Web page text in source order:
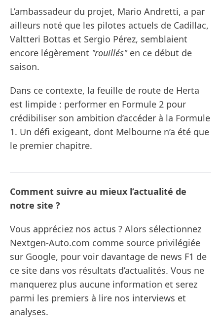
L’ambassadeur du projet, Mario Andretti, a par
ailleurs noté que les pilotes actuels de Cadillac,
Valtteri Bottas et Sergio Pérez, semblaient
encore légèrement "rouillés"en ce début de
saison.
Dans ce contexte, la feuille de route de Herta
est limpide : performer en Formule 2 pour
crédibiliser son ambition d’accéder à la Formule
1. Un défi exigeant, dont Melbourne n’a été que
le premier chapitre.
Comment suivre au mieux l’actualité de
notre site ?
Vous appréciez nos actus ? Alors sélectionnez
Nextgen-Auto.com comme source privilégiée
sur Google, pour voir davantage de news F1 de
ce site dans vos résultats d’actualités. Vous ne
manquerez plus aucune information et serez
parmi les premiers à lire nos interviews et
analyses.